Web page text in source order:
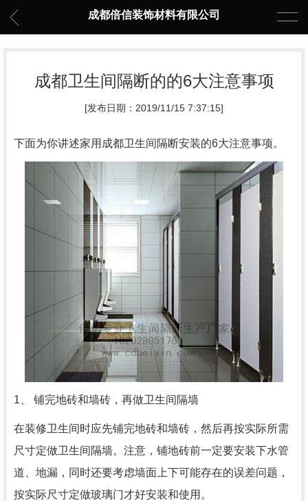
成都倍信装饰材料有限公司
成都卫生间隔断的的6大注意事项
[发布日期：2019/11/15 7:37:15]
下面为你讲述家用成都卫生间隔断安装的6大注意事项。
1、 铺完地砖和墙砖，再做卫生间隔墙
在装修卫生间时应先铺完地砖和墙砖，然后再按实际所需
尺寸定做卫生间隔墙。注意，铺地砖前一定要安装下水管
道、地漏，同时还要考虑墙面上下可能存在的误差问题，
按实际尺寸定做玻璃门才好安装和使用。